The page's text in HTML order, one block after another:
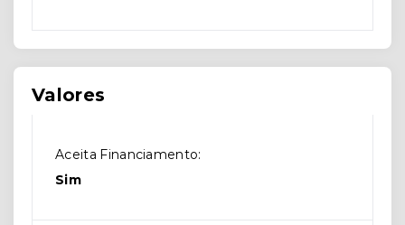
Valores
Aceita Financiamento:
Sim